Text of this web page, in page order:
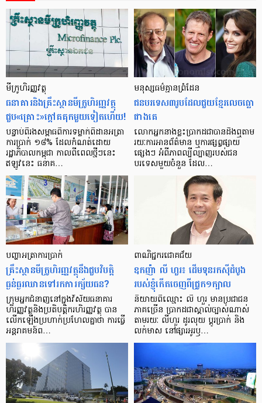
មីក្រូ​ហិរញ្ញវត្ថុ
ធនាគារ​និង​គ្រឹះស្ថាន​មីក្រូ​ហិរញ្ញវត្ថុ​
ជួប«គ្រោះ»ក្តៅ​គគុក​មួយ​ទៀត​ហើយ!
បន្ទាប់​ពី​រង​សម្ពាធ​​ពី​ការ​ទម្លាក់​ពិដាន​អត្រា​
ការ​ប្រាក់ ១៨​% ដែល​កំណត់​ដោយ​
រដ្ឋាភិបាល​កម្ពុជា កាល​ពី​ពេល​ថ្មីៗ​នេះ
ឥឡូវ​នេះ ធនាគ…
មនុស្ស​ធម៌​គ្មាន​ព្រំដែន
ជន​បរទេស​៣​រូប​ដែល​ជួយ​ខ្មែរ​លេច​ធ្លោ​
ជាង​គេ
លោកអ្នក​នាង​ខ្លះ​ប្រាកដ​ជា​បាន​​ដឹង​ឮ​តាម​
រយៈ​ការ​អាន​ព័ត៌មាន ឬ​ការ​ផ្សព្វផ្សាយ​
ផ្សេងៗ អំពី​ភាព​ល្បីល្បាញ​របស់​ជន​
បរទេស​មួយ​ចំនួន ដែល…
បញ្ហា​អត្រា​ការប្រាក់
គ្រឹះស្ថាន​មីក្រូ​ហិរញ្ញវត្ថុ​នឹង​ជួប​វិបត្តិ​
ធ្ងន់ធ្ងរ​ឈាន​ទៅ​រក​ការ​ក្ស័យធន?
ក្រុម​អ្នក​ជំនាញ​នៅ​ក្នុង​វិស័យ​ធនាគារ
ហិរញ្ញវត្ថុ​និង​ប្រតិបត្តិករ​ហិរញ្ញ​វត្ថុ បាន​​
លើក​ឡើង​ប្រហាក់​ប្រហែល​គ្នា​ថា ការ​ធ្វើ​
អន្តរាគមន៍​ព…
ពាណិជ្ជករជោគជ័យ
ឧកញ៉ា លី ហួរ៖ ដើមទុនរកស៊ីដំបូង
របស់ខ្ញុំកើតចេញពីជ្រូក១ក្បាល
និយាយ​ពី​ឈ្មោះ លី ហួរ មាន​ប្រជាជន​
ភាគ​ច្រើន ប្រាកដ​ជា​ស្គាល់​ច្បាស់​ណាស់
តាមរយៈ លីហួរ ដូរ​លុយ ប្តូរ​បា្រក់ និង​
លក់​មាស នៅ​ផ្សារ​អូរ​ឫ…